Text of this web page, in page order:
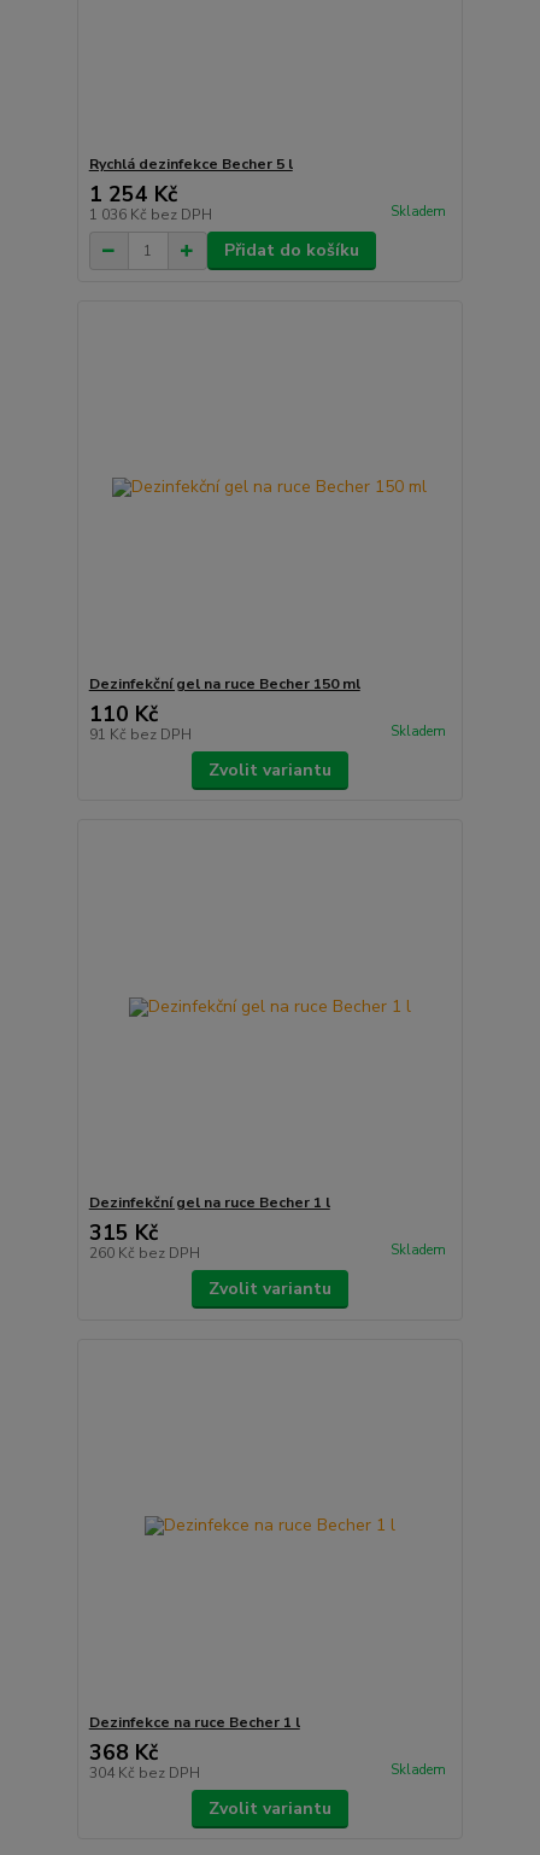
Rychlá dezinfekce Becher 5 l
1 254 Kč
1 036 Kč bez DPH Skladem
Přidat do košíku
Dezinfekční gel na ruce Becher 150 ml
110 Kč
91 Kč bez DPH Skladem
Zvolit variantu
Dezinfekční gel na ruce Becher 1 l
315 Kč
260 Kč bez DPH Skladem
Zvolit variantu
Dezinfekce na ruce Becher 1 l
368 Kč
304 Kč bez DPH Skladem
Zvolit variantu